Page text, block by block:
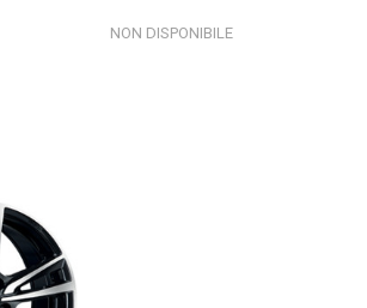
NON DISPONIBILE